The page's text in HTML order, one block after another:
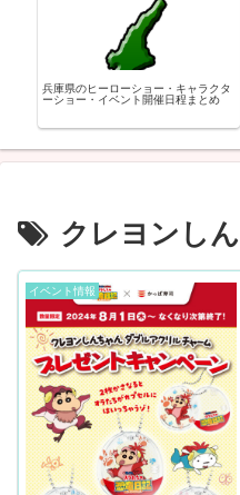
兵庫県のヒーローショー・キャラクタ
ーショー・イベント開催日程まとめ
クレヨンし
イベント情報